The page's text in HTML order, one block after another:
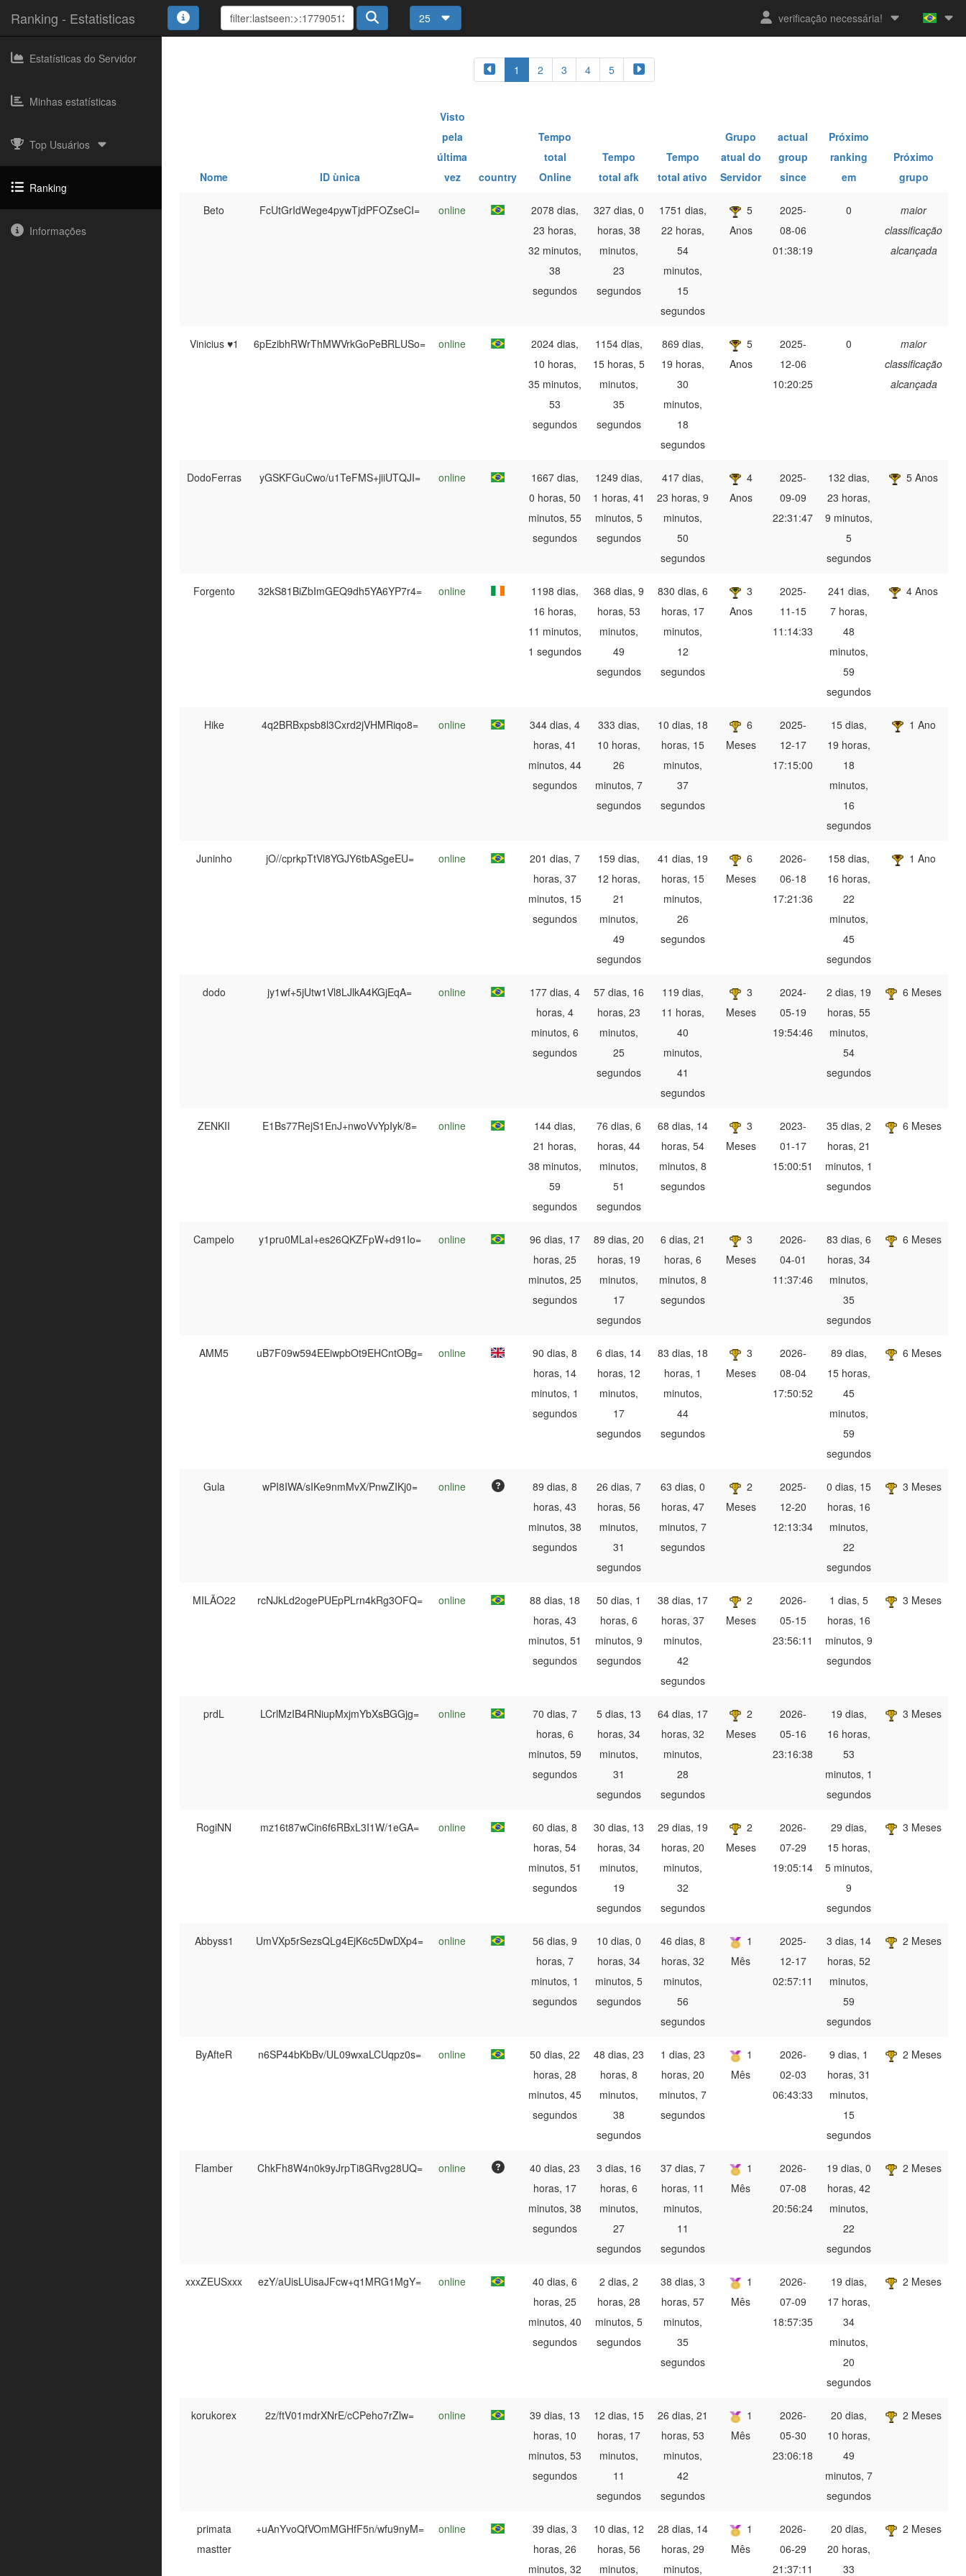
Ranking - Estatisticas 25 verificação necessária!
Estatísticas do Servidor
Minhas estatísticas
Top Usuários
Ranking
Informações
1 2 3 4 5
Nome ID ùnica
Visto
pela
última
vez
country
Tempo
total
Online
Tempo
total afk
Tempo
total ativo
Grupo
atual do
Servidor
actual
group
since
Próximo
ranking
em
Próximo
grupo
Beto FcUtGrIdWege4pywTjdPFOZseCI= online
2078 dias,
23 horas,
32 minutos,
38
segundos
327 dias, 0
horas, 38
minutos,
23
segundos
1751 dias,
22 horas,
54
minutos,
15
segundos
5
Anos
2025-
08-06
01:38:19
0
maior
classificação
alcançada
Vinicius ♥1 6pEzibhRWrThMWVrkGoPeBRLUSo= online
2024 dias,
10 horas,
35 minutos,
53
segundos
1154 dias,
15 horas, 5
minutos,
35
segundos
869 dias,
19 horas,
30
minutos,
18
segundos
5
Anos
2025-
12-06
10:20:25
0
maior
classificação
alcançada
DodoFerras yGSKFGuCwo/u1TeFMS+jiiUTQJI= online
1667 dias,
0 horas, 50
minutos, 55
segundos
1249 dias,
1 horas, 41
minutos, 5
segundos
417 dias,
23 horas, 9
minutos,
50
segundos
4
Anos
2025-
09-09
22:31:47
132 dias,
23 horas,
9 minutos,
5
segundos
5 Anos
Forgento 32kS81BiZbImGEQ9dh5YA6YP7r4= online
1198 dias,
16 horas,
11 minutos,
1 segundos
368 dias, 9
horas, 53
minutos,
49
segundos
830 dias, 6
horas, 17
minutos,
12
segundos
3
Anos
2025-
11-15
11:14:33
241 dias,
7 horas,
48
minutos,
59
segundos
4 Anos
Hike 4q2BRBxpsb8l3Cxrd2jVHMRiqo8= online
344 dias, 4
horas, 41
minutos, 44
segundos
333 dias,
10 horas,
26
minutos, 7
segundos
10 dias, 18
horas, 15
minutos,
37
segundos
6
Meses
2025-
12-17
17:15:00
15 dias,
19 horas,
18
minutos,
16
segundos
1 Ano
Juninho jO//cprkpTtVl8YGJY6tbASgeEU= online
201 dias, 7
horas, 37
minutos, 15
segundos
159 dias,
12 horas,
21
minutos,
49
segundos
41 dias, 19
horas, 15
minutos,
26
segundos
6
Meses
2026-
06-18
17:21:36
158 dias,
16 horas,
22
minutos,
45
segundos
1 Ano
dodo jy1wf+5jUtw1Vl8LJlkA4KGjEqA= online
177 dias, 4
horas, 4
minutos, 6
segundos
57 dias, 16
horas, 23
minutos,
25
segundos
119 dias,
11 horas,
40
minutos,
41
segundos
3
Meses
2024-
05-19
19:54:46
2 dias, 19
horas, 55
minutos,
54
segundos
6 Meses
ZENKII E1Bs77RejS1EnJ+nwoVvYpIyk/8= online
144 dias,
21 horas,
38 minutos,
59
segundos
76 dias, 6
horas, 44
minutos,
51
segundos
68 dias, 14
horas, 54
minutos, 8
segundos
3
Meses
2023-
01-17
15:00:51
35 dias, 2
horas, 21
minutos, 1
segundos
6 Meses
Campelo y1pru0MLaI+es26QKZFpW+d91Io= online
96 dias, 17
horas, 25
minutos, 25
segundos
89 dias, 20
horas, 19
minutos,
17
segundos
6 dias, 21
horas, 6
minutos, 8
segundos
3
Meses
2026-
04-01
11:37:46
83 dias, 6
horas, 34
minutos,
35
segundos
6 Meses
AMM5 uB7F09w594EEiwpbOt9EHCntOBg= online
90 dias, 8
horas, 14
minutos, 1
segundos
6 dias, 14
horas, 12
minutos,
17
segundos
83 dias, 18
horas, 1
minutos,
44
segundos
3
Meses
2026-
08-04
17:50:52
89 dias,
15 horas,
45
minutos,
59
segundos
6 Meses
Gula wPI8IWA/sIKe9nmMvX/PnwZIKj0= online
89 dias, 8
horas, 43
minutos, 38
segundos
26 dias, 7
horas, 56
minutos,
31
segundos
63 dias, 0
horas, 47
minutos, 7
segundos
2
Meses
2025-
12-20
12:13:34
0 dias, 15
horas, 16
minutos,
22
segundos
3 Meses
MILÃO22 rcNJkLd2ogePUEpPLrn4kRg3OFQ= online
88 dias, 18
horas, 43
minutos, 51
segundos
50 dias, 1
horas, 6
minutos, 9
segundos
38 dias, 17
horas, 37
minutos,
42
segundos
2
Meses
2026-
05-15
23:56:11
1 dias, 5
horas, 16
minutos, 9
segundos
3 Meses
prdL LCrlMzIB4RNiupMxjmYbXsBGGjg= online
70 dias, 7
horas, 6
minutos, 59
segundos
5 dias, 13
horas, 34
minutos,
31
segundos
64 dias, 17
horas, 32
minutos,
28
segundos
2
Meses
2026-
05-16
23:16:38
19 dias,
16 horas,
53
minutos, 1
segundos
3 Meses
RogiNN mz16t87wCin6f6RBxL3I1W/1eGA= online
60 dias, 8
horas, 54
minutos, 51
segundos
30 dias, 13
horas, 34
minutos,
19
segundos
29 dias, 19
horas, 20
minutos,
32
segundos
2
Meses
2026-
07-29
19:05:14
29 dias,
15 horas,
5 minutos,
9
segundos
3 Meses
Abbyss1 UmVXp5rSezsQLg4EjK6c5DwDXp4= online
56 dias, 9
horas, 7
minutos, 1
segundos
10 dias, 0
horas, 34
minutos, 5
segundos
46 dias, 8
horas, 32
minutos,
56
segundos
1
Mês
2025-
12-17
02:57:11
3 dias, 14
horas, 52
minutos,
59
segundos
2 Meses
ByAfteR n6SP44bKbBv/UL09wxaLCUqpz0s= online
50 dias, 22
horas, 28
minutos, 45
segundos
48 dias, 23
horas, 8
minutos,
38
segundos
1 dias, 23
horas, 20
minutos, 7
segundos
1
Mês
2026-
02-03
06:43:33
9 dias, 1
horas, 31
minutos,
15
segundos
2 Meses
Flamber ChkFh8W4n0k9yJrpTi8GRvg28UQ= online
40 dias, 23
horas, 17
minutos, 38
segundos
3 dias, 16
horas, 6
minutos,
27
segundos
37 dias, 7
horas, 11
minutos,
11
segundos
1
Mês
2026-
07-08
20:56:24
19 dias, 0
horas, 42
minutos,
22
segundos
2 Meses
xxxZEUSxxx ezY/aUisLUisaJFcw+q1MRG1MgY= online
40 dias, 6
horas, 25
minutos, 40
segundos
2 dias, 2
horas, 28
minutos, 5
segundos
38 dias, 3
horas, 57
minutos,
35
segundos
1
Mês
2026-
07-09
18:57:35
19 dias,
17 horas,
34
minutos,
20
segundos
2 Meses
korukorex 2z/ftV01mdrXNrE/cCPeho7rZlw= online
39 dias, 13
horas, 10
minutos, 53
segundos
12 dias, 15
horas, 17
minutos,
11
segundos
26 dias, 21
horas, 53
minutos,
42
segundos
1
Mês
2026-
05-30
23:06:18
20 dias,
10 horas,
49
minutos, 7
segundos
2 Meses
primata
mastter
+uAnYvoQfVOmMGHfF5n/wfu9nyM= online
39 dias, 3
horas, 26
minutos, 32
10 dias, 12
horas, 56
minutos,
28 dias, 14
horas, 29
minutos,
1
Mês
2026-
06-29
21:37:11
20 dias,
20 horas,
33
2 Meses